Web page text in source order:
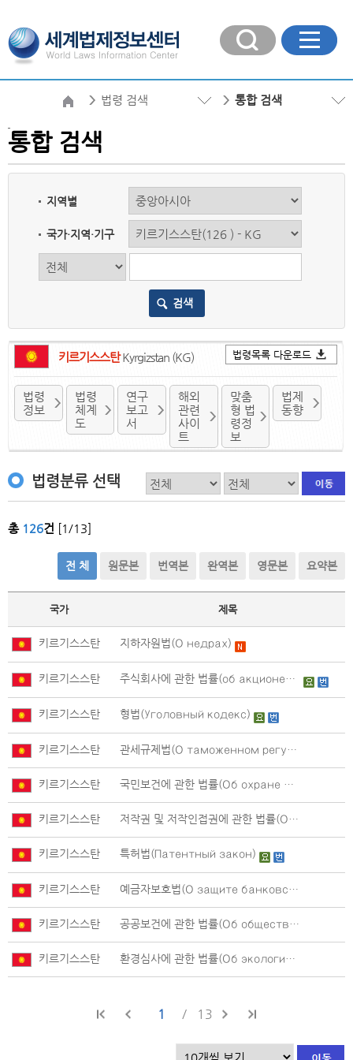
법령 검색 통합 검색
통합 검색
지역별
국가·지역·기구
검색
키르기스스탄Kyrgizstan (KG) 법령목록 다운로드
법령
정보
법령
체계
도
연구
보고
서
해외
관련
사이
트
맞춤
형 법
령정
보
법제
동향
법령분류 선택
총 126건 [1/13]
전 체 원문본 번역본 완역본 영문본 요약본
국가 제목
키르기스스탄 지하자원법(О недрах)
키르기스스탄 주식회사에 관한 법률(об акционерных обществах)
키르기스스탄 형법(Уголовный кодекс)
키르기스스탄 관세규제법(О таможенном регулировании)
키르기스스탄 국민보건에 관한 법률(Об охране здоровья граждан )
키르기스스탄 저작권 및 저작인접권에 관한 법률(Об авторском праве и смежных правах)
키르기스스탄 특허법(Патентный закон)
키르기스스탄 예금자보호법(О защите банковских вкладов (депозитов))
키르기스스탄 공공보건에 관한 법률(Об общественном здравоохранении)
키르기스스탄 환경심사에 관한 법률(Об экологической экспертизе)
1 13